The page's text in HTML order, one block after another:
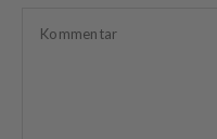
Kommentar